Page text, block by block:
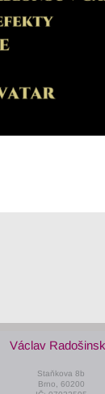
Václav
Staňkova 8b
Brno, 60200